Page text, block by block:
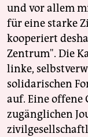
und vor allem
für eine starke
kooperiert
Zentrum". Die
linke,
solidarischen
auf. Eine offene
zugänglichen